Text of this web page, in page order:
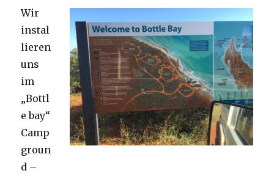
Wir
instal
lieren
uns
im
„Bottl
e bay“
Camp
groun
d –